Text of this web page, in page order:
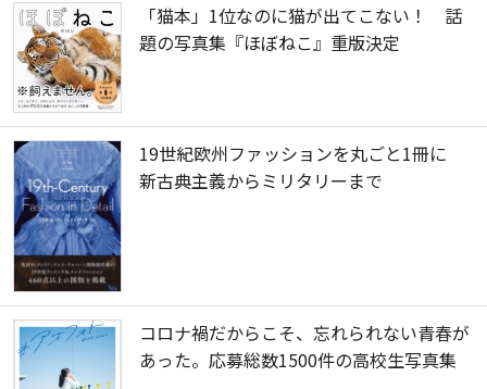
「猫本」1位なのに猫が出てこない！ 話
題の写真集『ほぼねこ』重版決定
19世紀欧州ファッションを丸ごと1冊に
新古典主義からミリタリーまで
コロナ禍だからこそ、忘れられない青春が
あった。応募総数1500件の高校生写真集